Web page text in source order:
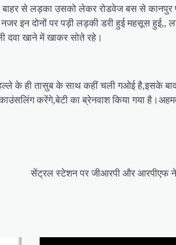
बाहर से लड़का उसको लेकर रोडवेज बस से
इन दोनों पर पड़ी लड़की डरी हुई महसूस हुई,,
दवा खाने में खाकर सोते रहे।
के ही तासुब के साथ कहीं चली गओई है,इसके बाद
करेंगे,बेटी का ब्रेनवाश किया गया
सेंट्रल स्टेशन पर जीआरपी और आरपीएफ ने